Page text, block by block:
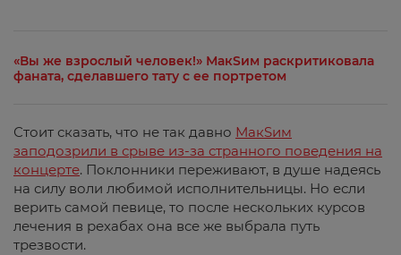
«Вы же взрослый человек!» МакSим раскритиковала
фаната, сделавшего тату с ее портретом
Стоит сказать, что не так давно МакSим
заподозрили в срыве из-за странного поведения на
концерте. Поклонники переживают, в душе надеясь
на силу воли любимой исполнительницы. Но если
верить самой певице, то после нескольких курсов
лечения в рехабах она все же выбрала путь
трезвости.